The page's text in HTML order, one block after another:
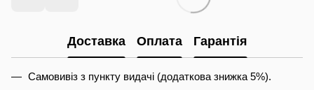
Доставка Оплата Гарантія
Самовивіз з пункту видачі (додаткова знижка 5%).